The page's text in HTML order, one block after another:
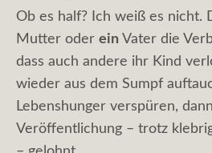
Ob es half? Ich weiß es nicht.
Mutter oder ein Vater die
dass auch andere ihr Kind
wieder aus dem Sumpf
Lebenshunger verspüren,
Veröffentlichung – trotz